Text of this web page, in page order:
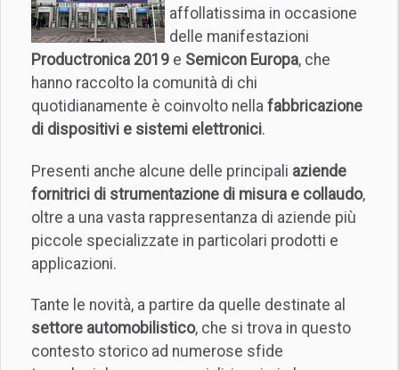
affollatissima in occasione
delle manifestazioni
Productronica 2019 e Semicon Europa, che
hanno raccolto la comunità di chi
quotidianamente è coinvolto nella fabbricazione
di dispositivi e sistemi elettronici.
Presenti anche alcune delle principali aziende
fornitrici di strumentazione di misura e collaudo,
oltre a una vasta rappresentanza di aziende più
piccole specializzate in particolari prodotti e
applicazioni.
Tante le novità, a partire da quelle destinate al
settore automobilistico, che si trova in questo
contesto storico ad numerose sfide